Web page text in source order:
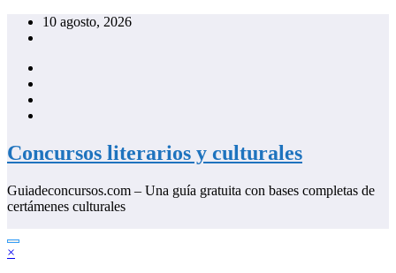
Saltar
10 agosto, 2026
Concursos literarios y culturales
Guiadeconcursos.com – Una guía gratuita con bases completas de
certámenes culturales
×